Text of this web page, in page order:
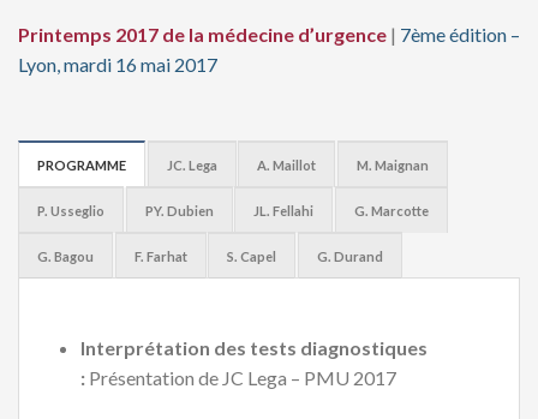
Printemps 2017 de la médecine d’urgence | 7èmeédition –
Lyon, mardi 16 mai 2017
PROGRAMME JC. Lega A. Maillot M. Maignan
P. Usseglio PY. Dubien JL. Fellahi G. Marcotte
G. Bagou F. Farhat S. Capel G. Durand
Interprétation des tests diagnostiques
:Présentation de JC Lega – PMU 2017